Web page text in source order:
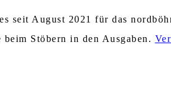
seit August 2021 für das
Stöbern in den Ausgaben.